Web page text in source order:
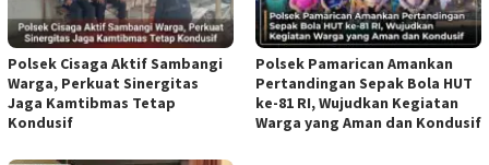
Polsek Cisaga Aktif Sambangi
Warga, Perkuat Sinergitas
Jaga Kamtibmas Tetap
Kondusif
Polsek Pamarican Amankan
Pertandingan Sepak Bola HUT
ke-81 RI, Wujudkan Kegiatan
Warga yang Aman dan Kondusif